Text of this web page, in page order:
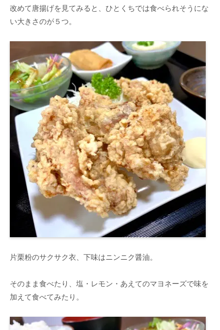
改めて唐揚げを見てみると、ひとくちでは食べられそうにな
い大きさのが５つ。
片栗粉のサクサク衣、下味はニンニク醤油。
そのまま食べたり、塩・レモン・あえてのマヨネーズで味を
加えて食べてみたり。